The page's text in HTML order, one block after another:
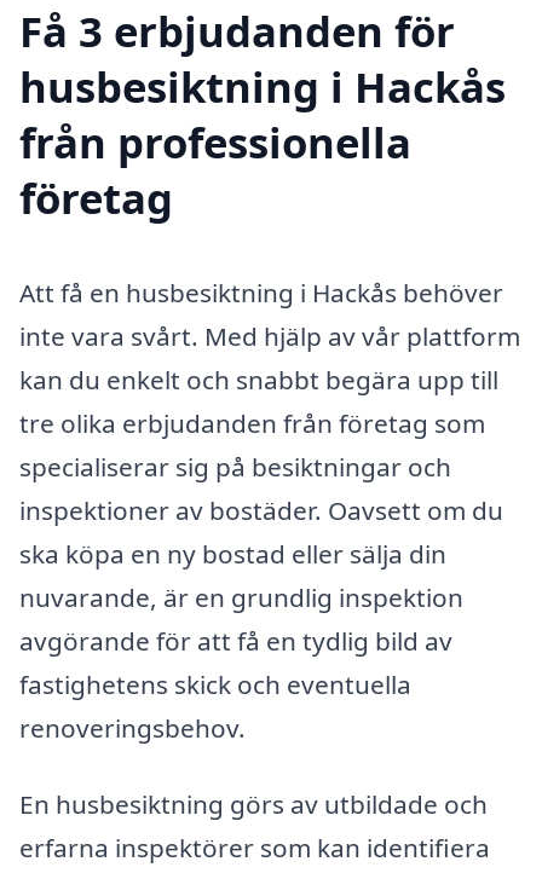
Få 3 erbjudanden för
husbesiktning i Hackås
från professionella
företag
Att få en husbesiktning i Hackås behöver
inte vara svårt. Med hjälp av vår plattform
kan du enkelt och snabbt begära upp till
tre olika erbjudanden från företag som
specialiserar sig på besiktningar och
inspektioner av bostäder. Oavsett om du
ska köpa en ny bostad eller sälja din
nuvarande, är en grundlig inspektion
avgörande för att få en tydlig bild av
fastighetens skick och eventuella
renoveringsbehov.
En husbesiktning görs av utbildade och
erfarna inspektörer som kan identifiera